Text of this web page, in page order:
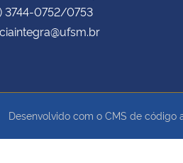
3744-0752/0753
Desenvolvido com o CMS de código